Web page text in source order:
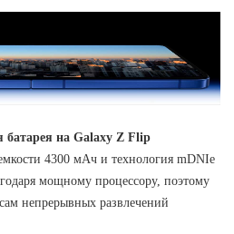
на Galaxy Z Flip
4300 мАч и технология mDNIe
мощному процессору, поэтому
непрерывных развлечений